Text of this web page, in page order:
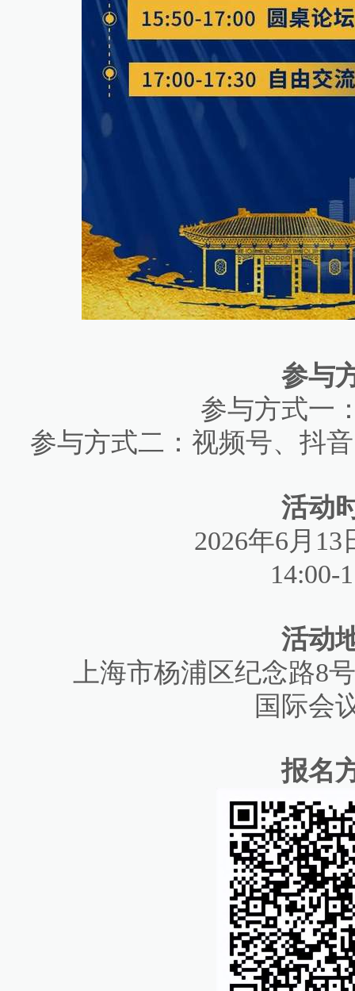
参与
参与方式一
参与方式二：视频号、抖
活动
2026年6月
14:00-
活动
上海市杨浦区纪念路8
国际会
报名